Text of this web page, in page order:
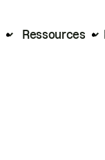
Ressources